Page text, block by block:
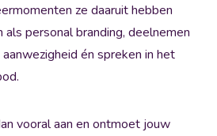
ze daaruit hebben
personal branding, deelnemen
én spreken in het
vooral aan en ontmoet jouw